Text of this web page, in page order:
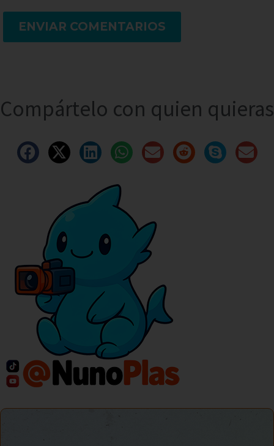
ENVIAR COMENTARIOS
Compártelo con quien quieras